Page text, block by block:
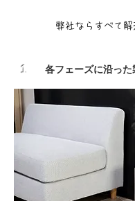
弊社ならすべて解
1 各フェーズに沿っ